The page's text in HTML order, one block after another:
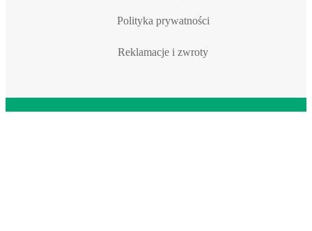
Polityka prywatności
Reklamacje i zwroty